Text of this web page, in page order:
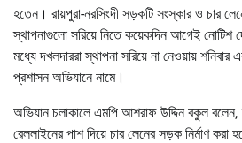
হতেন। রায়পুরা-নরসিংদী সড়কটি সংস্কার ও চার
স্থাপনাগুলো সরিয়ে নিতে কয়েকদিন আগেই নোটিশ
মধ্যে দখলদাররা স্থাপনা সরিয়ে না নেওয়ায়
প্রশাসন অভিযানে নামে।
অভিযান চলাকালে এমপি আশরাফ উদ্দিন বকুল বলেন,
রেললাইনের পাশ দিয়ে চার লেনের সড়ক নির্মাণ করা